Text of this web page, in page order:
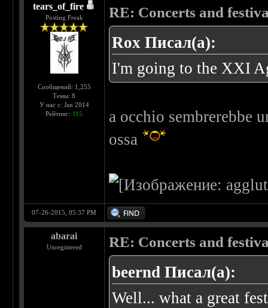
tears_of_fire
Posting Freak
Сообщений: 1,255
Темы: 8
У нас с: Jan 2014
Рейтинг: 115
RE: Concerts and
Rox Писал(а):
I'm going to the XXI
a occhio sembrerebbe
ossa
07-26-2015, 05:37 PM
abarai
Unregistered RE: Concerts and
beernd Писал(а):
Well... what a great